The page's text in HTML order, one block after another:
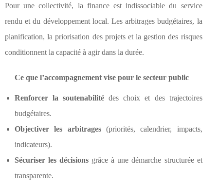
Pour une collectivité, la finance est indissociable du service
rendu et du développement local. Les arbitrages budgétaires, la
planification, la priorisation des projets et la gestion des risques
conditionnent la capacité à agir dans la durée.
Ce que l’accompagnement vise pour le secteur public
Renforcer la soutenabilité des choix et des trajectoires
budgétaires.
Objectiver les arbitrages(priorités, calendrier, impacts,
indicateurs).
Sécuriser les décisions grâce à une démarche structurée et
transparente.